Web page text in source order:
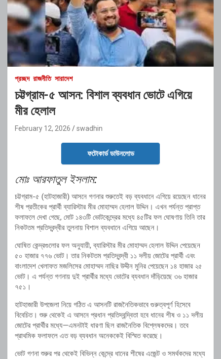
প্রচ্ছদ রাজনীতি সারাদেশ
চট্টগ্রাম-৫ আসন: বিশাল ব্যবধান ভোটে এগিয়ে
মীর হেলাল
February 12, 2026 swadhin
ফটোকার্ড ডাউনলোড
মোঃ আরফাতুল ইসলাম:
চট্টগ্রাম-৫ (হাটহাজারী) আসনে গণনার শুরুতেই বড় ব্যবধানে এগিয়ে রয়েছেন ধানের
শীষ প্রতীকের প্রার্থী ব্যারিস্টার মীর মোহাম্মদ হেলাল উদ্দিন। এখন পর্যন্ত প্রাপ্ত
ফলাফলে দেখা গেছে, মোট ১৪৩টি ভোটকেন্দ্রের মধ্যে ৪৫টির ফল ঘোষণায় তিনি তার
নিকটতম প্রতিদ্বন্দ্বীর তুলনায় বিশাল ব্যবধানে এগিয়ে আছেন।
ঘোষিত কেন্দ্রগুলোর ফল অনুযায়ী, ব্যারিস্টার মীর মোহাম্মদ হেলাল উদ্দিন পেয়েছেন
৫০ হাজার ৭৭৬ ভোট। তার নিকটতম প্রতিদ্বন্দ্বী ১১ দলীয় জোটের প্রার্থী এবং
বাংলাদেশ খেলাফত মজলিসের মোহাম্মদ নাছির উদ্দীন মুনির পেয়েছেন ১৪ হাজার ২৫
ভোট। এ পর্যন্ত গণনায় দুই প্রার্থীর মধ্যে ভোটের ব্যবধান দাঁড়িয়েছে ৩৬ হাজার
৭৫১।
হাটহাজারী উপজেলা নিয়ে গঠিত এ আসনটি রাজনৈতিকভাবে গুরুত্বপূর্ণ হিসেবে
বিবেচিত। শুরু থেকেই এ আসনে প্রধান প্রতিদ্বন্দ্বিতা হবে ধানের শীষ ও ১১ দলীয়
জোটের প্রার্থীর মধ্যে—এমনটাই ধারণা ছিল রাজনৈতিক বিশ্লেষকদের। তবে
প্রাথমিক ফলাফলে এত বড় ব্যবধান অনেককেই বিস্মিত করেছে।
ভোট গণনা শুরুর পর থেকেই বিভিন্ন কেন্দ্রে ধানের শীষের এজেন্ট ও সমর্থকদের মধ্যে